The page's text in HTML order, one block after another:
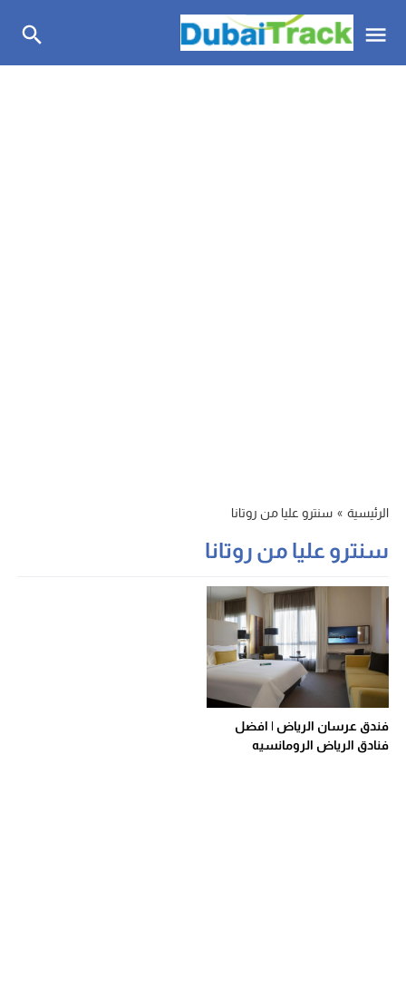
الرئيسية » سنترو عليا من روتانا
سنترو عليا من روتانا
فندق عرسان الرياض | افضل
فنادق الرياض الرومانسيه